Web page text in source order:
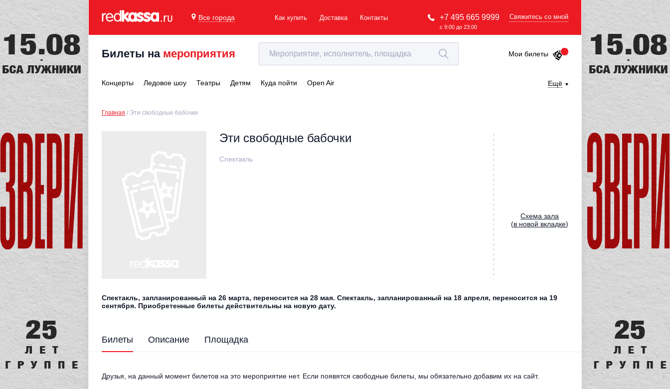
Все города Как купить Доставка Контакты +7 495 665 9999
с 9:00 до 23:00
Свяжитесь со мной
Билеты на мероприятия Мои билеты
Концерты Ледовое шоу Театры Детям Куда пойти Open Air Ещё
Главная Эти свободные бабочки
Эти свободные бабочки
Спектакль
Cхема зала
(в новой вкладке)
Спектакль, запланированный на 26 марта, переносится на 28 мая. Спектакль, запланированный на 18 апреля, переносится на 19
сентября. Приобретенные билеты действительны на новую дату.
Билеты Описание Площадка
Друзья, на данный момент билетов на это мероприятие нет. Если появятся свободные билеты, мы обязательно добавим их на сайт.